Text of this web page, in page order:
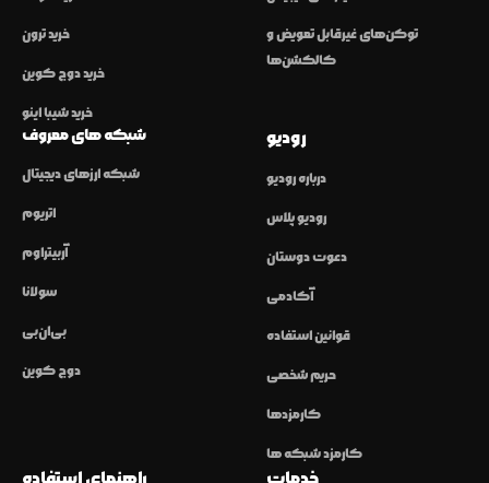
خرید ترون
خرید دوج کوین
خرید شیبا اینو
توکن‌های غیرقابل تعویض و
کالکشن‌ها
شبکه های معروف
شبکه ارزهای دیجیتال
اتریوم
آربیتراوم
سولانا
بی‌ان‌بی
دوج کوین
رودیو
درباره رودیو
رودیو پلاس
دعوت دوستان
آکادمی
قوانین استفاده
حریم شخصی
کارمزدها
کارمزد شبکه ها